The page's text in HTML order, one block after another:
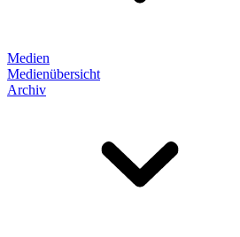
Medien
Medienübersicht
Archiv